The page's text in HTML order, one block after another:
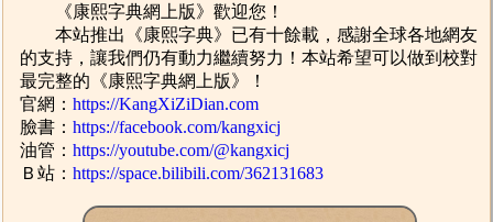
《康熙字典網上版》歡迎您！
本站推出《康熙字典》已有十餘載，感謝全球各地網友
的支持，讓我們仍有動力繼續努力！本站希望可以做到校對
最完整的《康熙字典網上版》！
官網：https://KangXiZiDian.com
臉書：https://facebook.com/kangxicj
油管：https://youtube.com/@kangxicj
Ｂ站：https://space.bilibili.com/362131683